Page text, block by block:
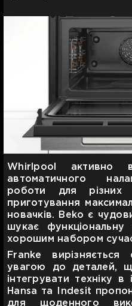
Whirlpool активно
автоматичного
роботи для різних
приготування
новачків. Beko є
шукає
хорошим набором
Franke
увагою до деталей,
інтегрувати техніку в
Hansa та Indesit
для щоденного